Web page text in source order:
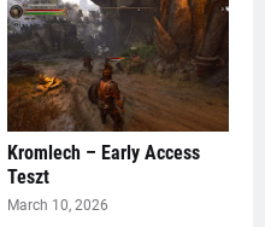
Kromlech – Early Access
Teszt
March 10, 2026